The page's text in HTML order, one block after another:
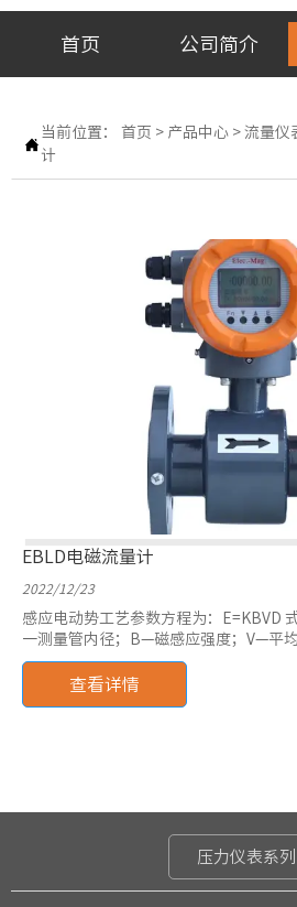
首页 公司简介

当前位置： 首页 > 产品中心 > 流量仪
计
EBLD电磁流量计
2022/12/23
感应电动势工艺参数方程为：E=KBVD
一测量管内径；B—磁感应强度；V—平
轴向长度有关的系数
查看详情
压力仪表系列